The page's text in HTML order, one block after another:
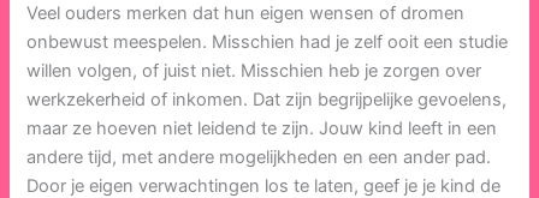
Veel ouders merken dat hun eigen wensen of dromen
onbewust meespelen. Misschien had je zelf ooit een studie
willen volgen, of juist niet. Misschien heb je zorgen over
werkzekerheid of inkomen. Dat zijn begrijpelijke gevoelens,
maar ze hoeven niet leidend te zijn. Jouw kind leeft in een
andere tijd, met andere mogelijkheden en een ander pad.
Door je eigen verwachtingen los te laten, geef je je kind de